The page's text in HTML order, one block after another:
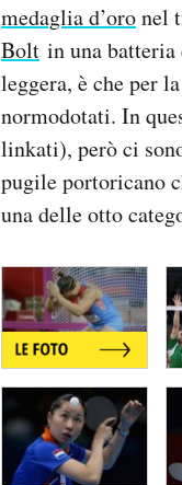
medaglia d’oronel
Bolt in una
leggera, è che per
normodotati. In
linkati), però ci
pugile portoricano
una delle otto